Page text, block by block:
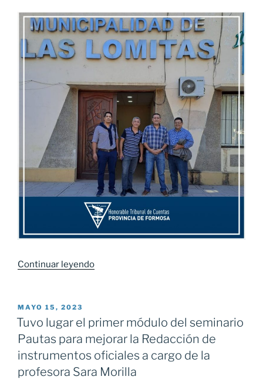
Continuar leyendo
Municipios
y
Comisiones
De
Fomento
PUBLICADO
EL
MAYO 15, 2023
Tuvo lugar el primer módulo del seminario
Pautas para mejorar la Redacción de
instrumentos oficiales a cargo de la
profesora Sara Morilla